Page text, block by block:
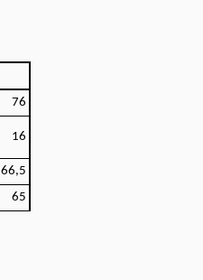
76
16
66,5
65